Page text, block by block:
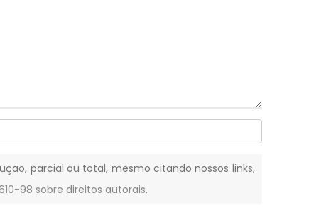
parcial ou total, mesmo citando nossos links,
98 sobre direitos autorais.